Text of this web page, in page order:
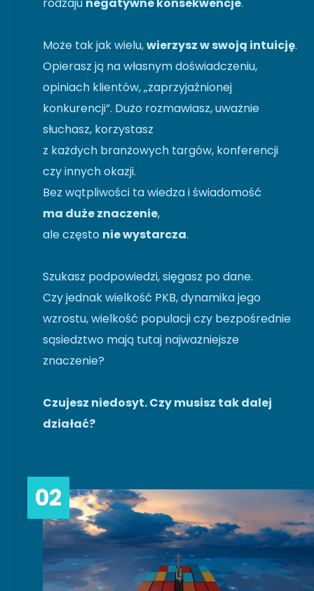
Może tak jak wielu,wierzysz w swoją intuicję.
Opierasz ją na własnym doświadczeniu,
opiniach klientów, „zaprzyjaźnionej
konkurencji”. Dużo rozmawiasz, uważnie
słuchasz, korzystasz
z każdych branżowych targów, konferencji
czy innych okazji.
Bez wątpliwości ta wiedza i świadomość
ma duże znaczenie,
ale często nie wystarcza.
Szukasz podpowiedzi, sięgasz po dane.
Czy jednak wielkość PKB, dynamika jego
wzrostu, wielkość populacji czy bezpośrednie
sąsiedztwo mają tutaj najważniejsze
znaczenie?
Czujesz niedosyt. Czy musisz tak dalej
działać?
02